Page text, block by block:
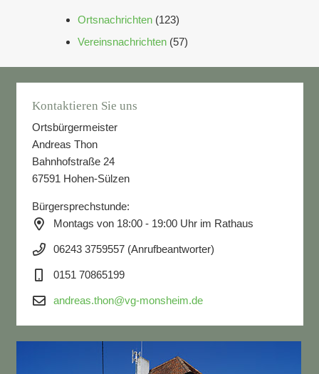
Ortsnachrichten (123)
Vereinsnachrichten (57)
Kontaktieren Sie uns
Ortsbürgermeister
Andreas Thon
Bahnhofstraße 24
67591 Hohen-Sülzen
Bürgersprechstunde:
Montags von 18:00 - 19:00 Uhr im Rathaus
06243 3759557 (Anrufbeantworter)
0151 70865199
andreas.thon@vg-monsheim.de